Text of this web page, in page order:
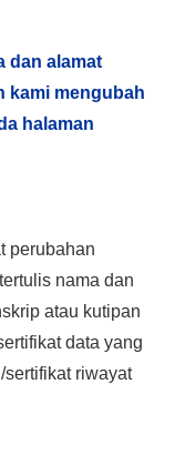
dan alamat
kami mengubah
halaman
perubahan
nama dan
atau kutipan
data yang
sertifikat riwayat